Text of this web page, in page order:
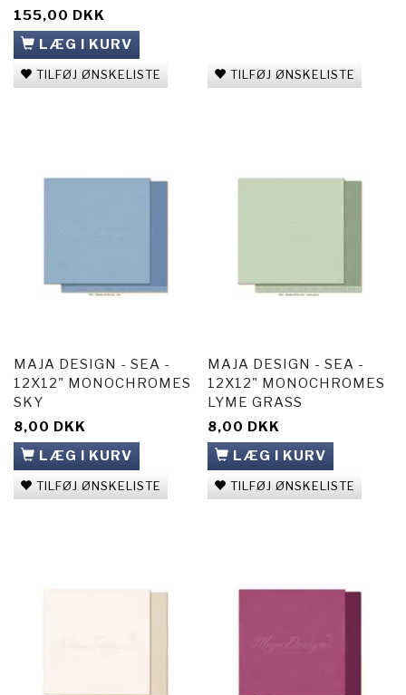
155,00 DKK
LÆG I KURV
TILFØJ ØNSKELISTE TILFØJ ØNSKELISTE
MAJA DESIGN - SEA -
12X12" MONOCHROMES
SKY
8,00 DKK
LÆG I KURV
TILFØJ ØNSKELISTE
MAJA DESIGN - SEA -
12X12" MONOCHROMES
LYME GRASS
8,00 DKK
LÆG I KURV
TILFØJ ØNSKELISTE